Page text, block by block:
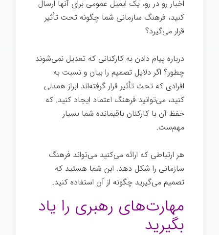
اخبار رو در رو، یک ایمیل عمومی برای آنها ارسال
کنيد، فرهنگ سازمانی شما چگونه تحت تأثیر
قرار می‌گیرد؟
درباره پیام دادن به کارکنانی که تعدیل نمی‌شوند
چطور؟ اگر دلایل تصمیم را بیان و نسبت به
افرادی که تحت تأثیر قرار گرفته‌اند ابراز همدلی
کنید، می‌توانید فرهنگ اعتماد ایجاد کنيد. که
حفظ آن با کارکنان باقیمانده شما بسیار
مهم‌ست.
هر ارتباطی که ارائه می‌کنید می‌تواند فرهنگ
سازمانی را شکل دهد. این شما هستید که
تصمیم می‌گیرید چگونه از آن استفاده کنيد.
مهارت‌های رهبری را یاد
بگیرید